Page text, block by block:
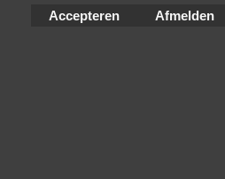
Accepteren Afmelden